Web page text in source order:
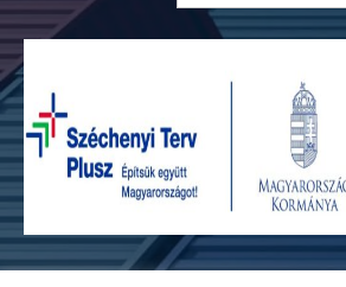
Adatvédelmi szabályzat